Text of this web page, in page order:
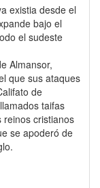
existia desde el
bajo el
el sudeste
que sus ataques
de
taifas
cristianos
se apoderó de